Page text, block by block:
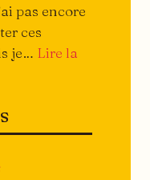
pas encore
ces
je… Lire la